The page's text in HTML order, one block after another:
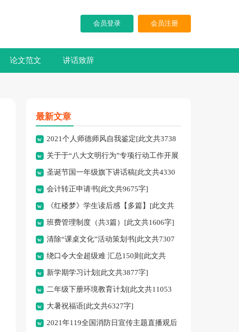
会员登录 会员注册
论文范文 讲话致辞
最新文章
2021个人师德师风自我鉴定[此文共3738
字] 关于于“八大文明行为”专项行动工作开展
情况的汇报[此文共879字]
圣诞节国一年级旗下讲话稿[此文共4330
字] 会计转正申请书[此文共9675字]
《红楼梦》学生读后感【多篇】[此文共
2616字]
班费管理制度（共3篇）[此文共1606字]
清除“课桌文化”活动策划书[此文共7307
字] 绕口令大全超级难 汇总150则[此文共
11183字]
新学期学习计划[此文共3877字]
二年级下册环境教育计划[此文共11053
字] 大暑祝福语[此文共6327字]
2021年119全国消防日宣传主题直播观后